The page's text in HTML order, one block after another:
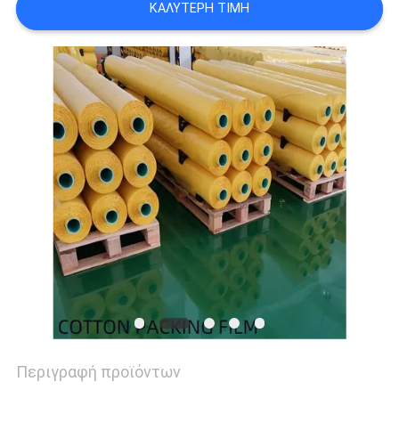
ΕΠΙΣΚΈΨΕΙΣ
ΕΡΓΟΣΤΆΣΙΟ
ΈΛΕΓΧΟΣ
ΠΟΙΌΤΗΤΑΣ
ΕΠΙΚΟΙΝΩΝΉΣΤΕ
ΚΑΛΎΤΕΡΗ ΤΙΜΉ
Περιγραφή προϊόντων